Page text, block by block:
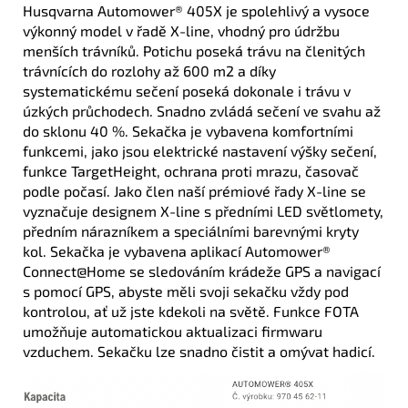
Husqvarna Automower® 405X je spolehlivý a vysoce
výkonný model v řadě X-line, vhodný pro údržbu
menších trávníků. Potichu poseká trávu na členitých
trávnících do rozlohy až 600 m2 a díky
systematickému sečení poseká dokonale i trávu v
úzkých průchodech. Snadno zvládá sečení ve svahu až
do sklonu 40 %. Sekačka je vybavena komfortními
funkcemi, jako jsou elektrické nastavení výšky sečení,
funkce TargetHeight, ochrana proti mrazu, časovač
podle počasí. Jako člen naší prémiové řady X-line se
vyznačuje designem X-line s předními LED světlomety,
předním nárazníkem a speciálními barevnými kryty
kol. Sekačka je vybavena aplikací Automower®
Connect@Home se sledováním krádeže GPS a navigací
s pomocí GPS, abyste měli svoji sekačku vždy pod
kontrolou, ať už jste kdekoli na světě. Funkce FOTA
umožňuje automatickou aktualizaci firmwaru
vzduchem. Sekačku lze snadno čistit a omývat hadicí.